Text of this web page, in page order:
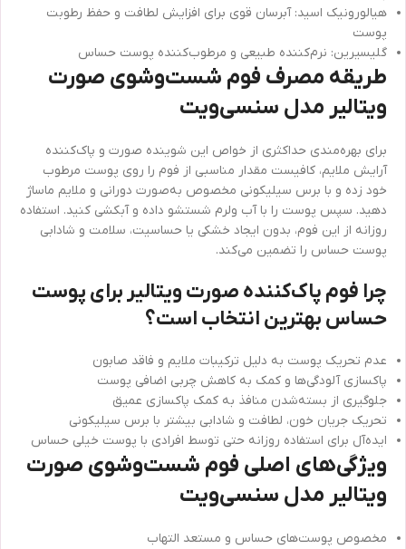
هیالورونیک اسید: آبرسان قوی برای افزایش لطافت و حفظ رطوبت
پوست
گلیسیرین: نرم‌کننده طبیعی و مرطوب‌کننده پوست حساس
طریقه مصرف فوم شست‌وشوی صورت
ویتالیر مدل سنسی‌ویت
برای بهره‌مندی حداکثری از خواص این شوینده صورت و پاک‌کننده
آرایش ملایم، کافیست مقدار مناسبی از فوم را روی پوست مرطوب
خود زده و با برس سیلیکونی مخصوص به‌صورت دورانی و ملایم ماساژ
دهید. سپس پوست را با آب ولرم شستشو داده و آبکشی کنید. استفاده
روزانه از این فوم، بدون ایجاد خشکی یا حساسیت، سلامت و شادابی
پوست حساس را تضمین می‌کند.
چرا فوم پاک‌کننده صورت ویتالیر برای پوست
حساس بهترین انتخاب است؟
عدم تحریک پوست به دلیل ترکیبات ملایم و فاقد صابون
پاکسازی آلودگی‌ها و کمک به کاهش چربی اضافی پوست
جلوگیری از بسته‌شدن منافذ به کمک پاکسازی عمیق
تحریک جریان خون، لطافت و شادابی بیشتر با برس سیلیکونی
ایده‌آل برای استفاده روزانه حتی توسط افرادی با پوست خیلی حساس
ویژگی‌های اصلی فوم شست‌وشوی صورت
ویتالیر مدل سنسی‌ویت
مخصوص پوست‌های حساس و مستعد التهاب